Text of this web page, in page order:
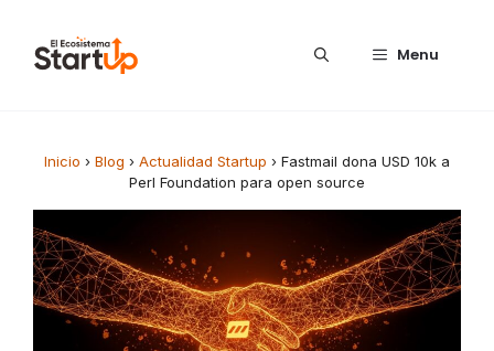
Menu
Inicio › Blog › Actualidad Startup › Fastmail dona USD 10k a
Perl Foundation para open source